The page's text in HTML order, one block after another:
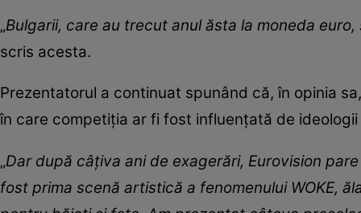
„Bulgarii, care au trecut anul ăsta la moneda
scris acesta.
Prezentatorul a continuat spunând că, în opinia
în care competiția ar fi fost influențată de
„Dar după câțiva ani de exagerări, Eurovision
fost prima scenă artistică a fenomenului WOKE,